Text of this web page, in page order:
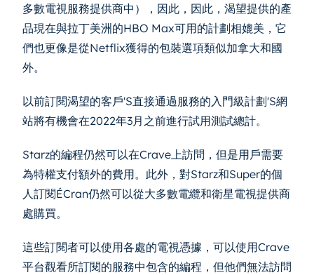
多數電視服務提供商中），因此，因此，渴望提供的產
品現在與拉丁美洲的HBO Max可用的計劃相媲美，它
們也更像是從Netflix獲得的包裝選項類似加拿大和國
外。
以前訂閱渴望的客戶'S直接通過服務的入門級計劃'S網
站將有機會在2022年3月之前進行試用測試總計。
Starz的編程仍然可以在Crave上訪問，但是用戶需要
為特權支付額外的費用。此外，對Starz和Super的個
人訂閱ÉCran仍然可以從大多數電纜和衛星電視提供商
處購買。
這些訂閱者可以使用各處的電視憑據，可以使用Crave
平台觀看所訂閱的服務中包含的編程，但他們無法訪問